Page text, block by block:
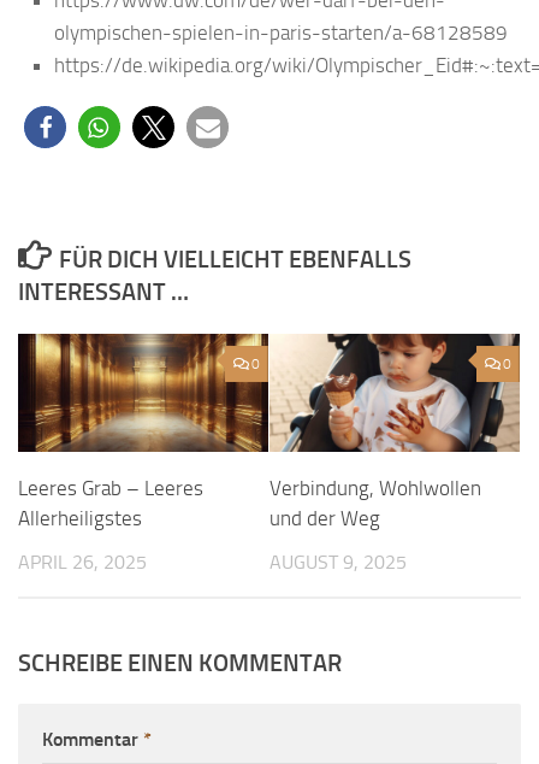
olympischen-spielen-in-paris-starten/a-68128589
https://de.wikipedia.org/wiki/
FÜR DICH VIELLEICHT EBENFALLS
INTERESSANT …
0
Leeres Grab – Leeres
Allerheiligstes
APRIL 26, 2025
0
Verbindung, Wohlwollen
und der Weg
AUGUST 9, 2025
SCHREIBE EINEN KOMMENTAR
Kommentar *